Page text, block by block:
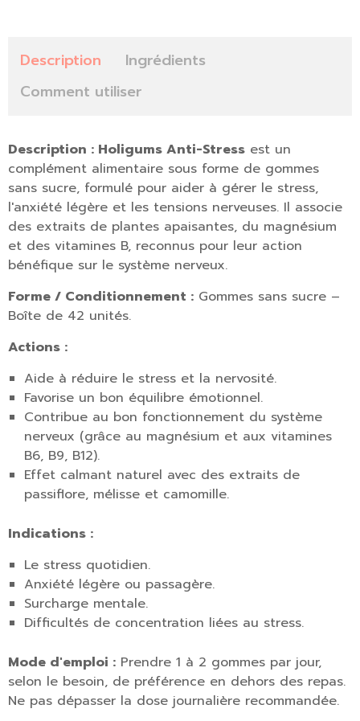
Description
Ingrédients
Comment utiliser
Description : Holigums Anti-Stress est un
complément alimentaire sous forme de gommes
sans sucre, formulé pour aider à gérer le stress,
l'anxiété légère et les tensions nerveuses. Il associe
des extraits de plantes apaisantes, du magnésium
et des vitamines B, reconnus pour leur action
bénéfique sur le système nerveux.
Forme / Conditionnement : Gommes sans sucre –
Boîte de 42 unités.
Actions :
Aide à réduire le stress et la nervosité.
Favorise un bon équilibre émotionnel.
Contribue au bon fonctionnement du système
nerveux (grâce au magnésium et aux vitamines
B6, B9, B12).
Effet calmant naturel avec des extraits de
passiflore, mélisse et camomille.
Indications :
Le stress quotidien.
Anxiété légère ou passagère.
Surcharge mentale.
Difficultés de concentration liées au stress.
Mode d'emploi : Prendre 1 à 2 gommes par jour,
selon le besoin, de préférence en dehors des repas.
Ne pas dépasser la dose journalière recommandée.